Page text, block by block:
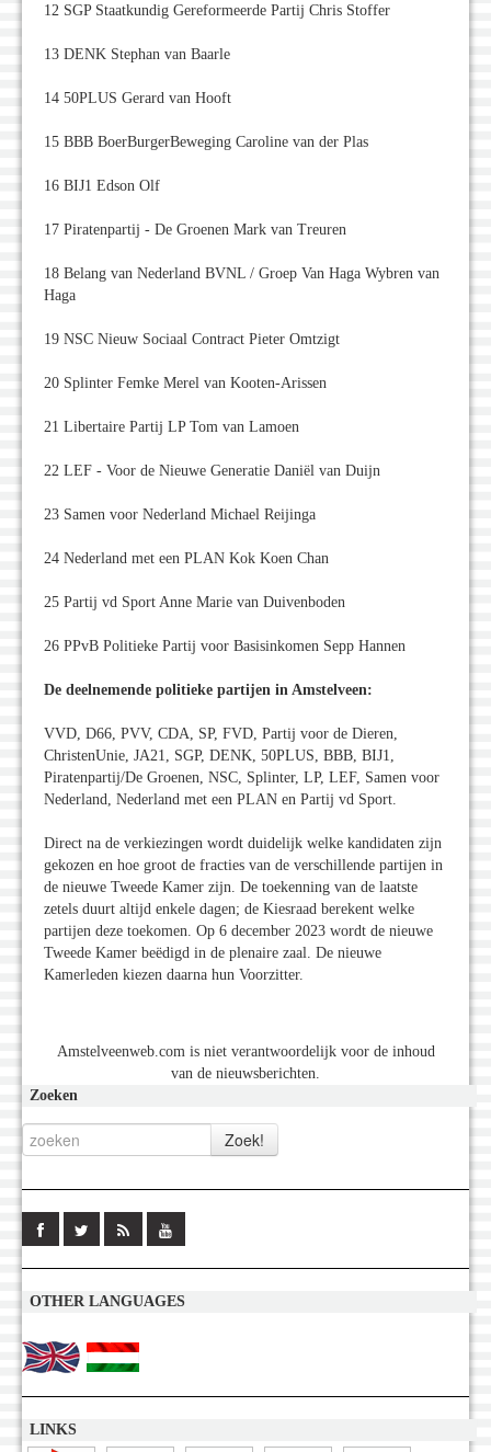
12 SGP Staatkundig Gereformeerde Partij Chris Stoffer
13 DENK Stephan van Baarle
14 50PLUS Gerard van Hooft
15 BBB BoerBurgerBeweging Caroline van der Plas
16 BIJ1 Edson Olf
17 Piratenpartij - De Groenen Mark van Treuren
18 Belang van Nederland BVNL / Groep Van Haga Wybren van
Haga
19 NSC Nieuw Sociaal Contract Pieter Omtzigt
20 Splinter Femke Merel van Kooten-Arissen
21 Libertaire Partij LP Tom van Lamoen
22 LEF - Voor de Nieuwe Generatie Daniël van Duijn
23 Samen voor Nederland Michael Reijinga
24 Nederland met een PLAN Kok Koen Chan
25 Partij vd Sport Anne Marie van Duivenboden
26 PPvB Politieke Partij voor Basisinkomen Sepp Hannen
De deelnemende politieke partijen in Amstelveen:
VVD, D66, PVV, CDA, SP, FVD, Partij voor de Dieren,
ChristenUnie, JA21, SGP, DENK, 50PLUS, BBB, BIJ1,
Piratenpartij/De Groenen, NSC, Splinter, LP, LEF, Samen voor
Nederland, Nederland met een PLAN en Partij vd Sport.
Direct na de verkiezingen wordt duidelijk welke kandidaten zijn
gekozen en hoe groot de fracties van de verschillende partijen in
de nieuwe Tweede Kamer zijn. De toekenning van de laatste
zetels duurt altijd enkele dagen; de Kiesraad berekent welke
partijen deze toekomen. Op 6 december 2023 wordt de nieuwe
Tweede Kamer beëdigd in de plenaire zaal. De nieuwe
Kamerleden kiezen daarna hun Voorzitter.
Amstelveenweb.com is niet verantwoordelijk voor de inhoud
van de nieuwsberichten.
Zoeken
OTHER LANGUAGES
LINKS